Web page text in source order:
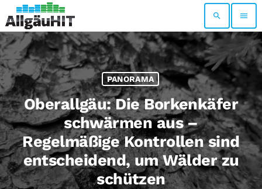
search menu
PANORAMA
Oberallgäu: Die Borkenkäfer
schwärmen aus –
Regelmäßige Kontrollen sind
entscheidend, um Wälder zu
schützen